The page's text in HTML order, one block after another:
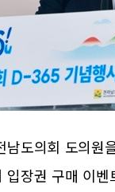
도의회 도의
장권 구매 이